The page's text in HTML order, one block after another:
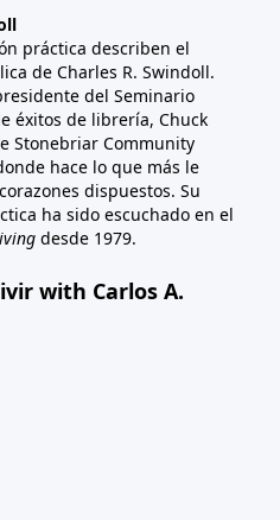
práctica describen el
de Charles R. Swindoll.
del Seminario
éxitos de librería, Chuck
Stonebriar Community
hace lo que más le
dispuestos. Su
ha sido escuchado en el
desde 1979.
with Carlos A.